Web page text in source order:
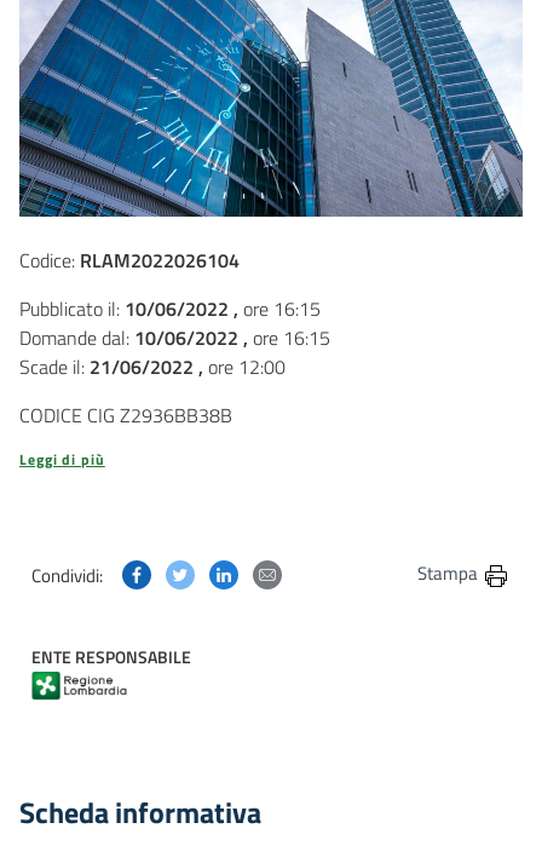
Codice: RLAM2022026104
Pubblicato il: 10/06/2022 , ore 16:15
Domande dal: 10/06/2022 , ore 16:15
Scade il: 21/06/2022 , ore 12:00
CODICE CIG Z2936BB38B
Leggi di più
Condividi: Condividi questa pagina su Facebook
Condividi questa pagina su Twitter
Condividi questa pagina su Linkedin
Condividi questa pagina via
Stampa
ENTE RESPONSABILE
Scheda informativa